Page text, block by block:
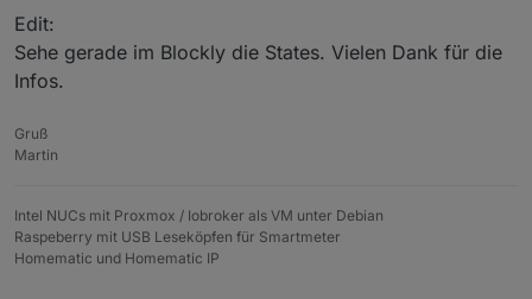
Edit:
Sehe gerade im Blockly die States. Vielen Dank für die
Infos.
Gruß
Martin
Intel NUCs mit Proxmox / Iobroker als VM unter Debian
Raspeberry mit USB Leseköpfen für Smartmeter
Homematic und Homematic IP